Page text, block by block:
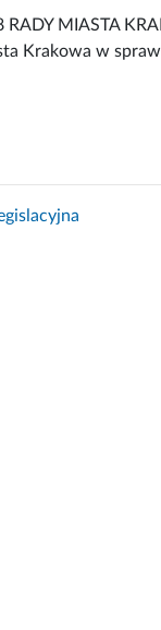
MIASTA
Krakowa w